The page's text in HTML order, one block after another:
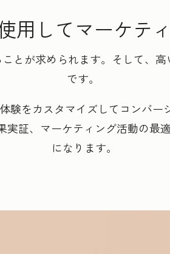
用してマーケテ
とが求められます。そして、
です。
をカスタマイズしてコンバー
証、マーケティング活動の最
になります。